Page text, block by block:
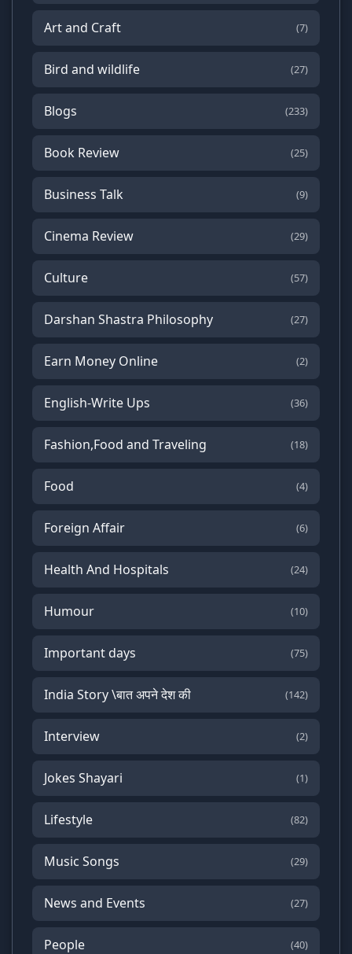
Art and Craft (7)
Bird and wildlife (27)
Blogs (233)
Book Review (25)
Business Talk (9)
Cinema Review (29)
Culture (57)
Darshan Shastra Philosophy (27)
Earn Money Online (2)
English-Write Ups (36)
Fashion,Food and Traveling (18)
Food (4)
Foreign Affair (6)
Health And Hospitals (24)
Humour (10)
Important days (75)
India Story \बात अपने देश की (142)
Interview (2)
Jokes Shayari (1)
Lifestyle (82)
Music Songs (29)
News and Events (27)
People (40)